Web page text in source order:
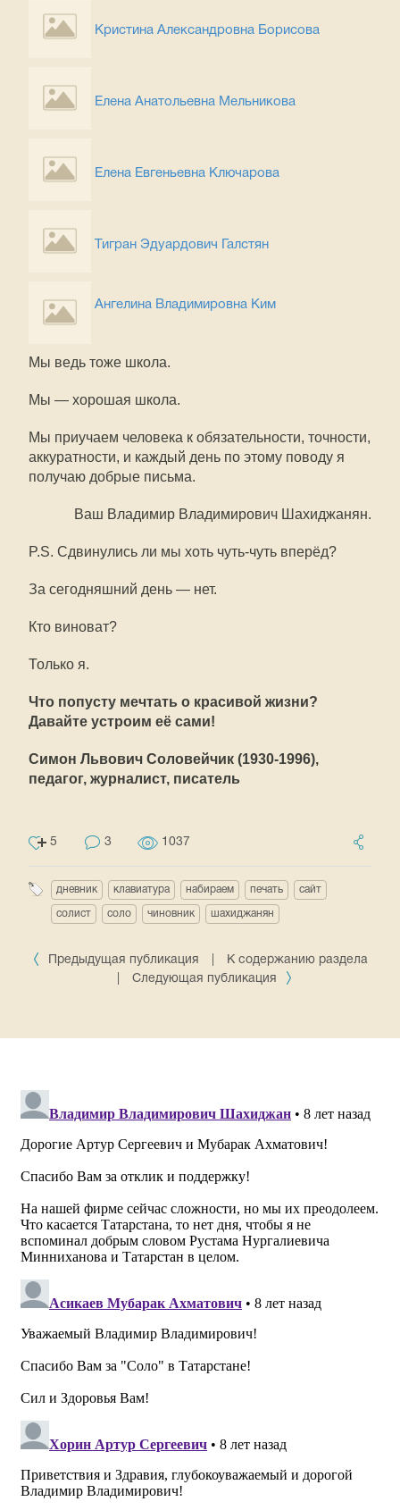
Кристина Александровна Борисова
Елена Анатольевна Мельникова
Елена Евгеньевна Ключарова
Тигран Эдуардович Галстян
Ангелина Владимировна Ким
Мы ведь тоже школа.
Мы — хорошая школа.
Мы приучаем человека к обязательности, точности,
аккуратности, и каждый день по этому поводу я
получаю добрые письма.
Ваш Владимир Владимирович Шахиджанян.
P.S. Сдвинулись ли мы хоть чуть-чуть вперёд?
За сегодняшний день — нет.
Кто виноват?
Только я.
Что попусту мечтать о красивой жизни?
Давайте устроим её сами!
Симон Львович Соловейчик (1930-1996),
педагог, журналист, писатель
5 3 1037
дневник клавиатура набираем печать сайт
солист соло чиновник шахиджанян
Предыдущая публикация
К содержанию раздела
Следующая публикация